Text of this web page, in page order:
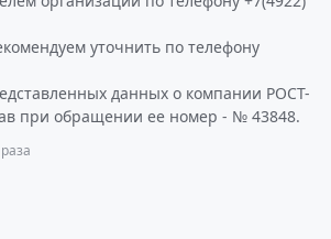
уточнить по телефону
данных о компании РОСТ-
при обращении ее номер - № 43848.